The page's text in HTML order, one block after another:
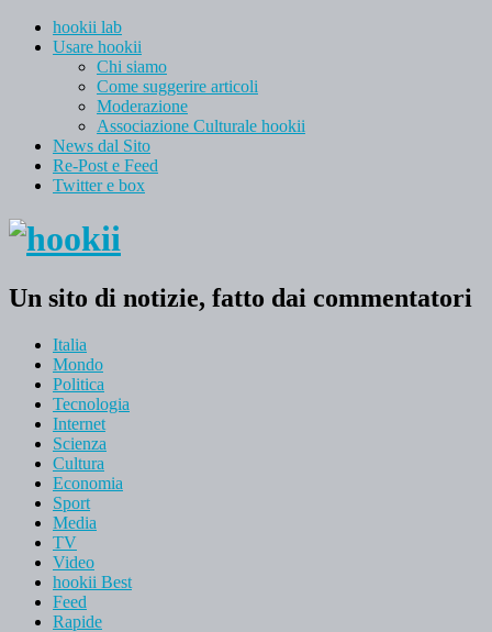
hookii lab
Usare hookii
Chi siamo
Come suggerire articoli
Moderazione
Associazione Culturale hookii
News dal Sito
Re-Post e Feed
Twitter e box
Un sito di notizie, fatto dai commentatori
Italia
Mondo
Politica
Tecnologia
Internet
Scienza
Cultura
Economia
Sport
Media
TV
Video
hookii Best
Feed
Rapide